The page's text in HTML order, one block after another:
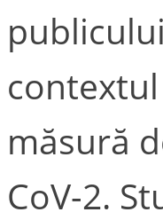
măsură
CoV-2.